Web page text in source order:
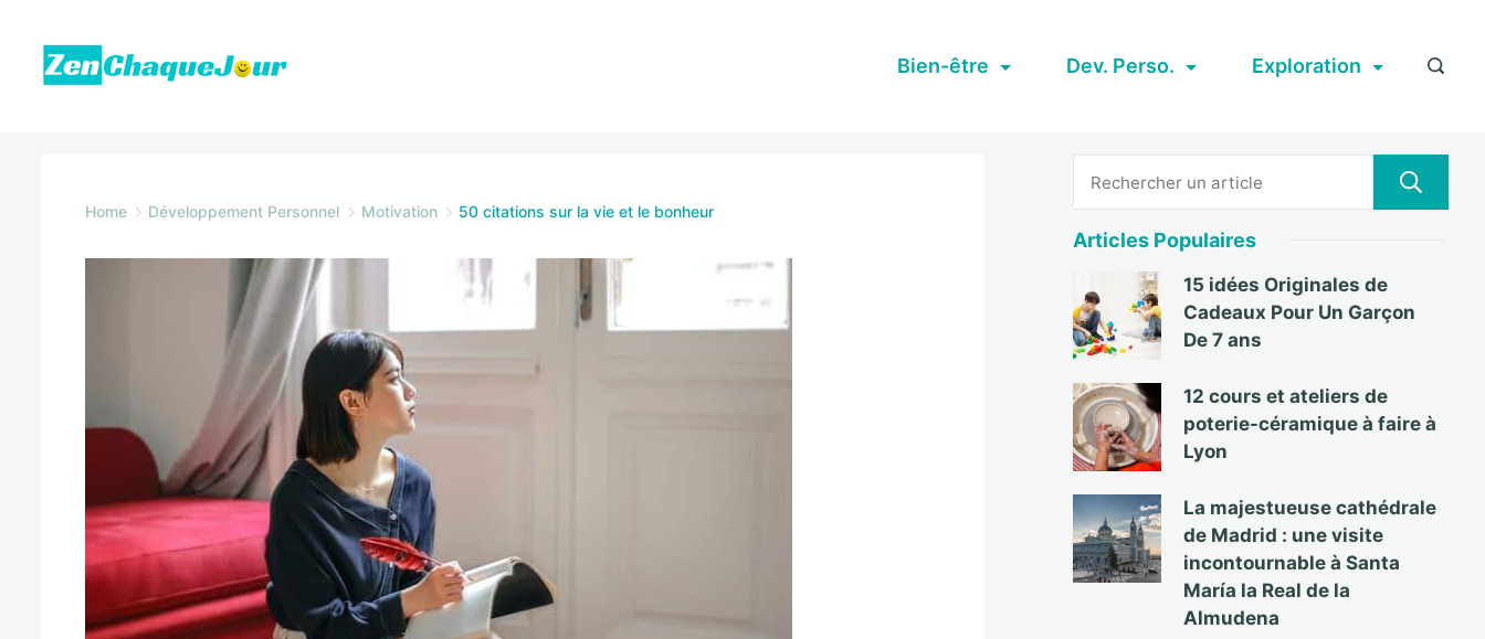
content
Bien-être Dev. Perso. Exploration
Home Développement Personnel Motivation 50 citations sur la vie et le bonheur
Articles Populaires
15 idées Originales de
Cadeaux Pour Un Garçon
De 7 ans
12 cours et ateliers de
poterie-céramique à faire à
Lyon
La majestueuse cathédrale
de Madrid : une visite
incontournable à Santa
María la Real de la
Almudena